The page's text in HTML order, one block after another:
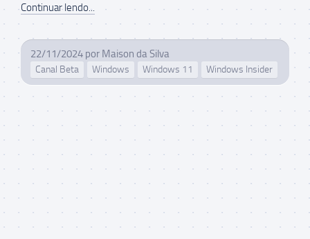
Continuar lendo...
22/11/2024 por Maison da Silva
Canal Beta Windows Windows 11 Windows Insider